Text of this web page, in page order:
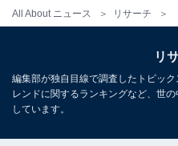
All About ニュース リサーチ
プレスリリース
リ
編集部が独自目線で調査したトピッ
レンドに関するランキングなど、世
しています。